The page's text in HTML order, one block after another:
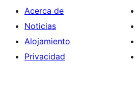
Acerca de
Noticias
Alojamiento
Privacidad